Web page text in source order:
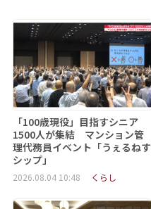
「100歳現役」目指すシニア
1500人が集結 マンション管
理代務員イベント「うぇるねす
シップ」
2026.08.04 10:48 くらし